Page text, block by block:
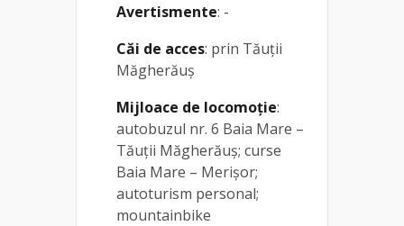
Avertismente: -
Căi de acces: prin Tăuții
Măgherăuș
Mijloace de locomoție:
autobuzul nr. 6 Baia Mare –
Tăuții Măgherăuș; curse
Baia Mare – Merișor;
autoturism personal;
mountainbike